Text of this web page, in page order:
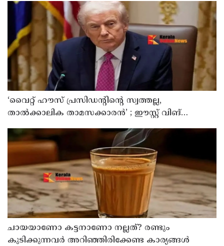
‘വൈറ്റ് ഹൗസ് പ്രസിഡന്റിന്റെ സ്വത്തല്ല,
താൽക്കാലിക താമസക്കാരൻ’ ; ഈസ്റ്റ് വിങ്
നീക്കങ്ങൾക്ക് കോടതിയുടെ സ്റ്റേ
ചായയാണോ കട്ടനാണോ നല്ലത്? രണ്ടും
കുടിക്കുന്നവർ അറിഞ്ഞിരിക്കേണ്ട കാര്യങ്ങൾ